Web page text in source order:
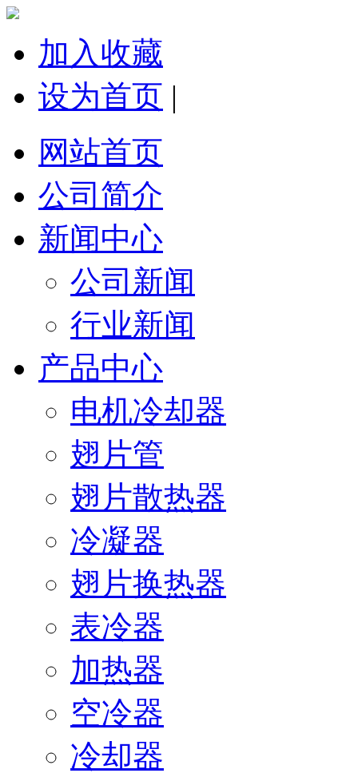
加入收藏
设为首页 |
网站首页
公司简介
新闻中心
公司新闻
行业新闻
产品中心
电机冷却器
翅片管
翅片散热器
冷凝器
翅片换热器
表冷器
加热器
空冷器
冷却器